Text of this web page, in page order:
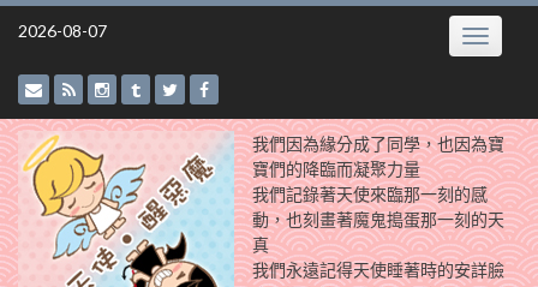
Skip
2026-08-07 Toggle
我們因為緣分成了同學，也因為寶
寶們的降臨而凝聚力量
我們記錄著天使來臨那一刻的感
動，也刻畫著魔鬼搗蛋那一刻的天
真
我們永遠記得天使睡著時的安詳臉